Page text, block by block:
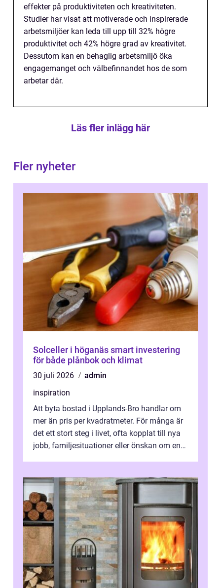
effekter på produktiviteten och kreativiteten.
Studier har visat att motiverade och inspirerade
arbetsmiljöer kan leda till upp till 32% högre
produktivitet och 42% högre grad av kreativitet.
Dessutom kan en behaglig arbetsmiljö öka
engagemanget och välbefinnandet hos de som
arbetar där.
Läs fler inlägg här
Fler nyheter
Solceller i höganäs smart investering
för både plånbok och klimat
30 juli 2026
admin
inspiration
Att byta bostad i Upplands-Bro handlar om
mer än pris per kvadratmeter. För många är
det ett stort steg i livet, ofta kopplat till nya
jobb, familjesituationer eller önskan om en